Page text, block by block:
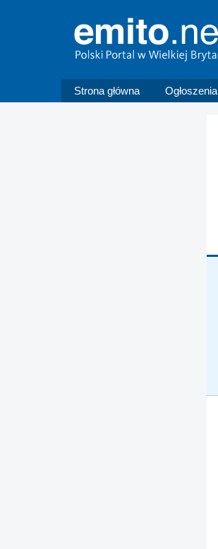
Strona główna Ogłoszenia